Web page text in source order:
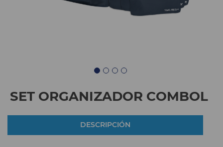
SET ORGANIZADOR COMBOL
DESCRIPCIÓN